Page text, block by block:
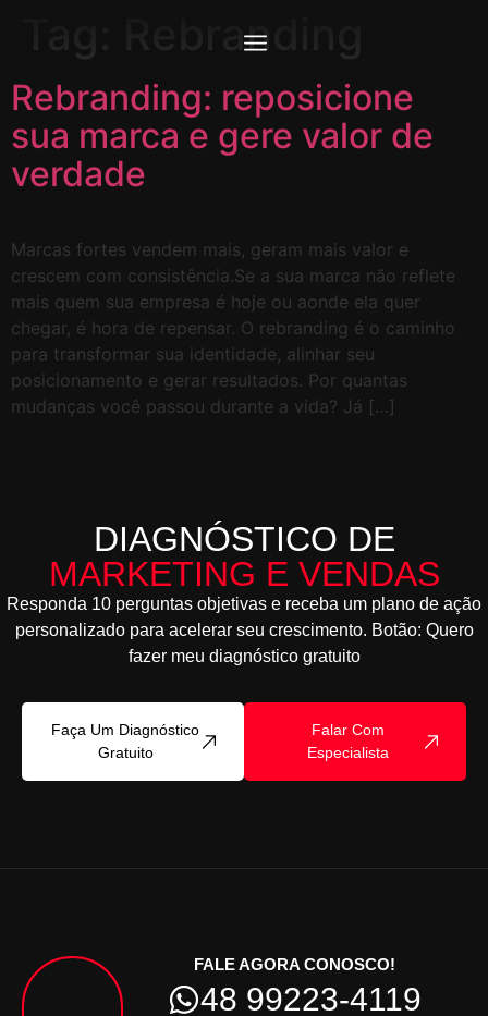
Rebranding
Rebranding: reposicione
sua marca e gere valor de
verdade
Marcas fortes vendem mais, geram mais valor e
crescem com consistência.Se a sua marca não reflete
mais quem sua empresa é hoje ou aonde ela quer
chegar, é hora de repensar. O rebranding é o caminho
para transformar sua identidade, alinhar seu
posicionamento e gerar resultados. Por quantas
mudanças você passou durante a vida? Já […]
DIAGNÓSTICO DE
MARKETING E VENDAS
Responda 10 perguntas objetivas e receba um plano de ação
personalizado para acelerar seu crescimento. Botão: Quero
fazer meu diagnóstico gratuito
Faça Um Diagnóstico
Gratuito
Falar Com
Especialista
FALE AGORA CONOSCO!
48 99223-4119